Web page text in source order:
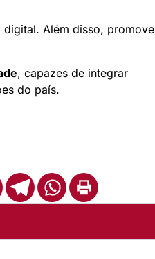
digital. Além disso, promove
, capazes de integrar
do país.